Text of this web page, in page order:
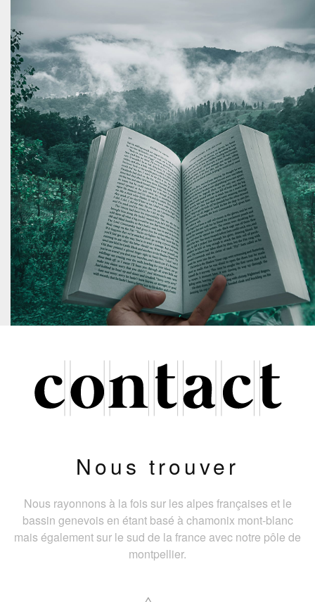
Nous trouver
Nous rayonnons à la fois sur les alpes françaises et le
bassin genevois en étant basé à chamonix mont-blanc
mais également sur le sud de la france avec notre pôle de
montpellier.